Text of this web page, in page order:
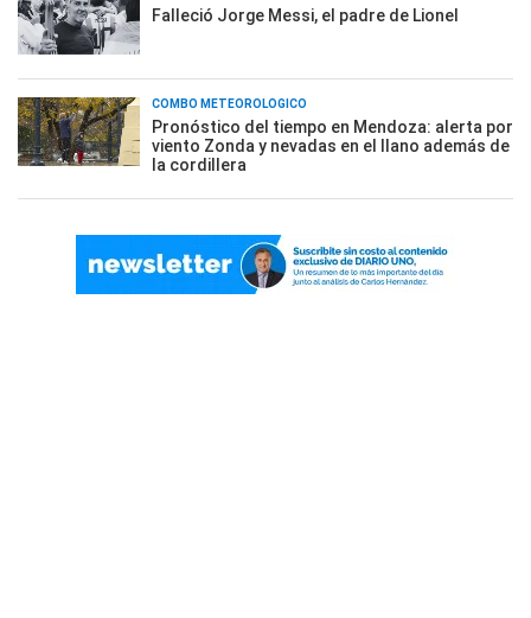
Falleció Jorge Messi, el padre de Lionel
COMBO METEOROLÓGICO
Pronóstico del tiempo en Mendoza: alerta por
viento Zonda y nevadas en el llano además de
la cordillera